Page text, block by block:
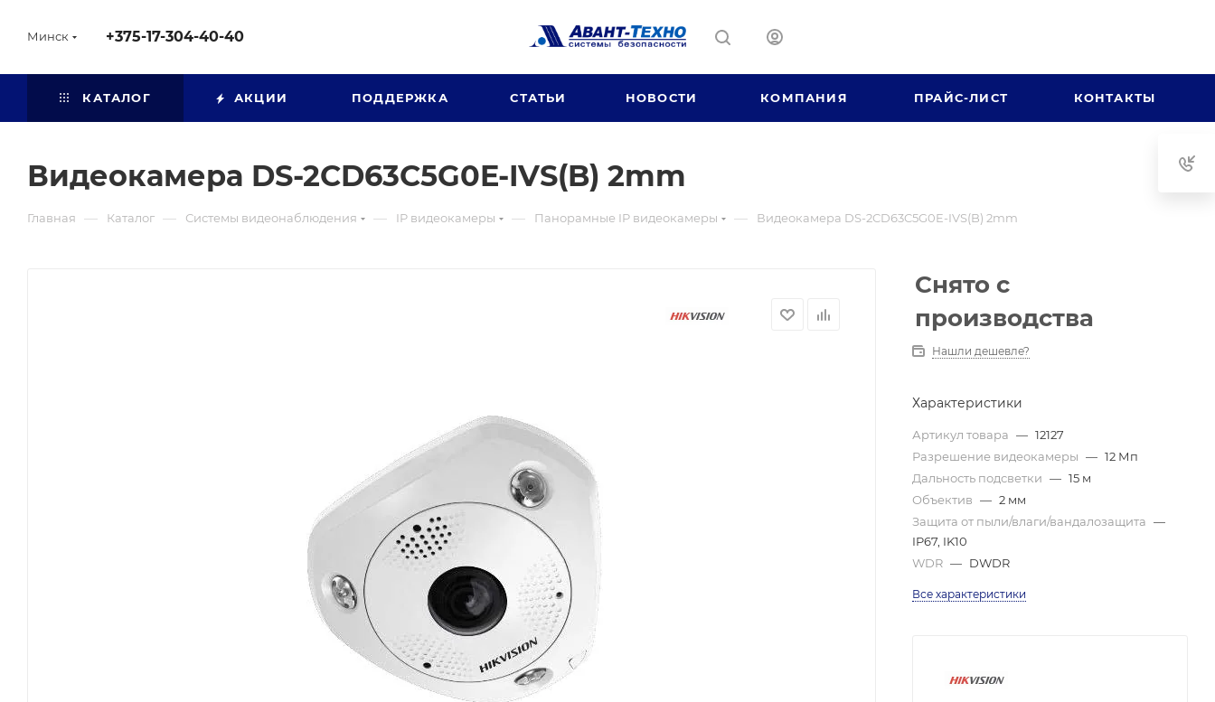
Минск +375-17-304-40-40
КАТАЛОГ АКЦИИ ПОДДЕРЖКА СТАТЬИ НОВОСТИ КОМПАНИЯ ПРАЙС-ЛИСТ КОНТАКТЫ
Видеокамера DS-2CD63C5G0E-IVS(B) 2mm
Главная — Каталог — Системы видеонаблюдения — IP видеокамеры — Панорамные IP видеокамеры — Видеокамера DS-2CD63C5G0E-IVS(B) 2mm
Снято с
производства
Нашли дешевле?
Характеристики
Артикул товара — 12127
Разрешение видеокамеры — 12 Мп
Дальность подсветки — 15 м
Объектив — 2 мм
Защита от пыли/влаги/вандалозащита —
IP67, IK10
WDR — DWDR
Все характеристики